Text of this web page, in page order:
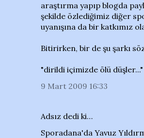
araştırma yapıp blogda
şekilde özlediğimiz diğer
uyanışına da bir katkımız
Bitirirken, bir de şu şarkı
"dirildi içimizde ölü düşler..."
9 Mart 2009 16:33
Adsız dedi ki…
Sporadana'da Yavuz